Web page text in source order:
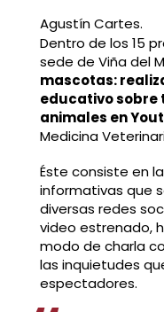
Agustín Cartes.
Dentro de los 15
sede de Viña del
mascotas:
educativo sobre
animales en
Medicina
Éste consiste en
informativas que
diversas redes
video estrenado,
modo de charla
las inquietudes
espectadores.